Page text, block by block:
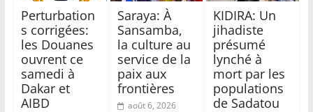
Perturbation
s corrigées:
les Douanes
ouvrent ce
samedi à
Dakar et
AIBD
Saraya: À
Sansamba,
la culture au
service de la
paix aux
frontières
août 6, 2026
KIDIRA: Un
jihadiste
présumé
lynché à
mort par les
populations
de Sadatou